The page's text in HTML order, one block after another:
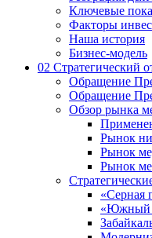
Ключевые
Факторы
Наша история
Бизнес-модель
02 Стратегический
Обращение
Обращение
Обзор рынка
Рынок
Рынок
Рынок
«Серная
«Южный